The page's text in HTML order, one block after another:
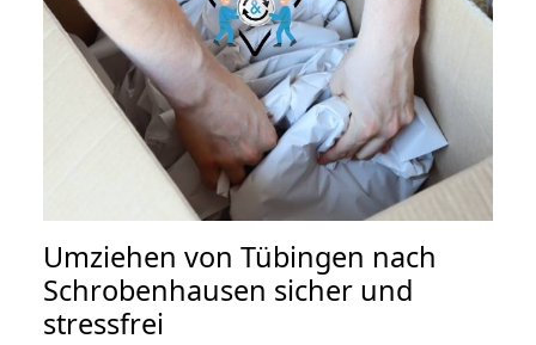
Umziehen von Tübingen nach
Schrobenhausen sicher und
stressfrei